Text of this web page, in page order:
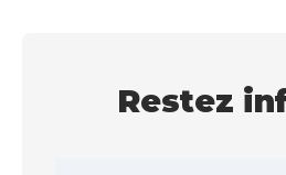
Restez